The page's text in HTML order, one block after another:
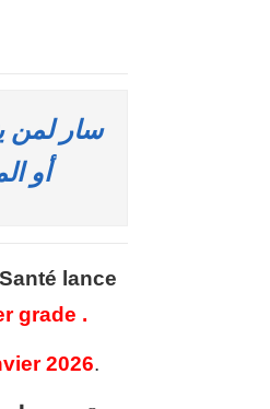
أو الماستر
lance
grade .
2026.